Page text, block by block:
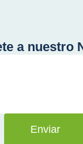
a nuestro
Enviar